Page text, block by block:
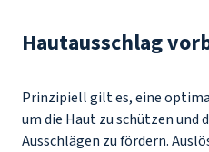
Hautausschlag
Prinzipiell gilt es, eine
um die Haut zu schützen und
Ausschlägen zu fördern.